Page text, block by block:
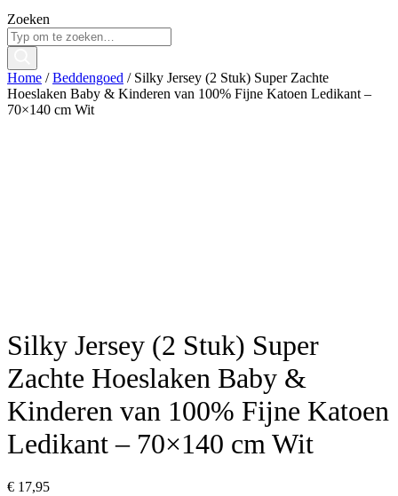
Zoeken
Home /Beddengoed / Silky Jersey (2 Stuk) Super Zachte
Hoeslaken Baby & Kinderen van 100% Fijne Katoen Ledikant –
70×140 cm Wit
Silky Jersey (2 Stuk) Super
Zachte Hoeslaken Baby &
Kinderen van 100% Fijne Katoen
Ledikant – 70×140 cm Wit
€ 17,95